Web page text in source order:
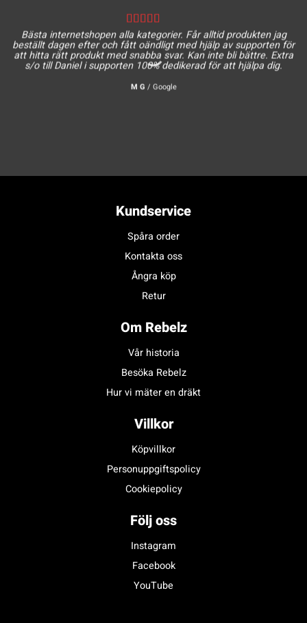
Bästa internetshopen alla kategorier. Får alltid produkten jag
beställt dagen efter och fått oändligt med hjälp av supporten för
att hitta rätt produkt med snabba svar. Kan inte bli bättre. Extra
s/o till Daniel i supporten 100% dedikerad för att hjälpa dig.
M G / Google
Kundservice
Spåra order
Kontakta oss
Ångra köp
Retur
Om Rebelz
Vår historia
Besöka Rebelz
Hur vi mäter en dräkt
Villkor
Köpvillkor
Personuppgiftspolicy
Cookiepolicy
Följ oss
Instagram
Facebook
YouTube